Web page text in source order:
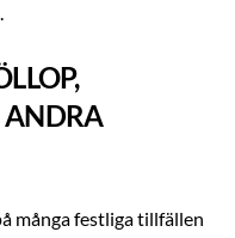
ANDRA
många festliga tillfällen